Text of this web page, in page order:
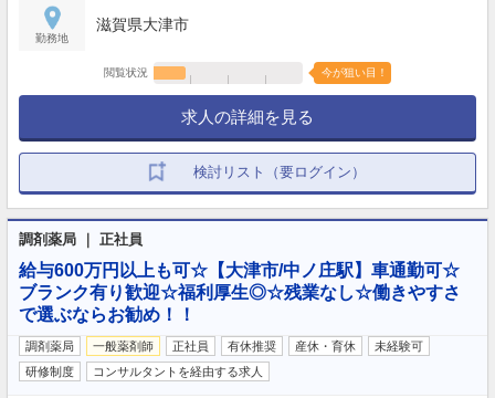
勤務地
滋賀県大津市
閲覧状況 今が狙い目！
求人の詳細を見る
検討リスト（要ログイン）
調剤薬局 ｜ 正社員
給与600万円以上も可☆【大津市/中ノ庄駅】車通勤可☆
ブランク有り歓迎☆福利厚生◎☆残業なし☆働きやすさ
で選ぶならお勧め！！
調剤薬局 一般薬剤師 正社員 有休推奨 産休・育休
未経験可
研修制度
コンサルタントを経由する求人